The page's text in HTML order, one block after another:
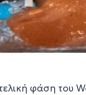
φάση του